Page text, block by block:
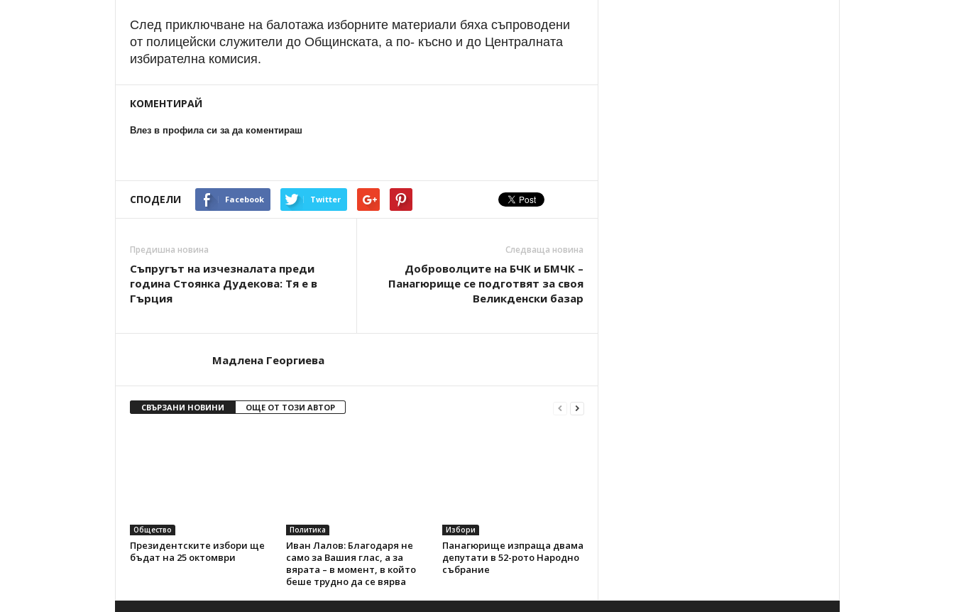
След приключване на балотажа изборните материали бяха съпроводени
от полицейски служители до Общинската, а по- късно и до Централната
избирателна комисия.
КОМЕНТИРАЙ
Влез в профила си за да коментираш
СПОДЕЛИ Facebook Twitter
Предишна новина
Съпругът на изчезналата преди
година Стоянка Дудекова: Тя е в
Гърция
Следваща новина
Доброволците на БЧК и БМЧК –
Панагюрище се подготвят за своя
Великденски базар
Мадлена Георгиева
СВЪРЗАНИ НОВИНИ ОЩЕ ОТ ТОЗИ АВТОР
Общество
Президентските избори ще
бъдат на 25 октомври
Политика
Иван Лалов: Благодаря не
само за Вашия глас, а за
вярата – в момент, в който
беше трудно да се вярва
Избори
Панагюрище изпраща двама
депутати в 52-рото Народно
събрание